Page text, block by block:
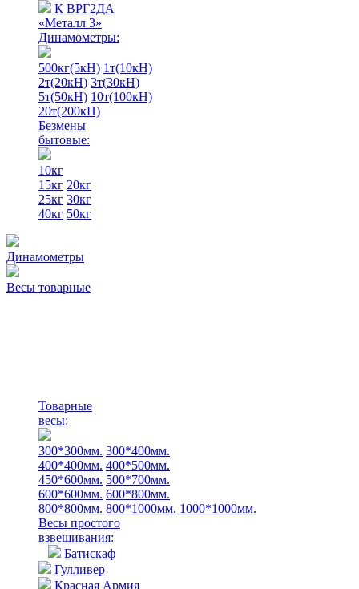
К ВРГ2ДА
«Металл 3»
Динамометры:
500кг(5кН) 1т(10кН)
2т(20кН) 3т(30кН)
5т(50кН) 10т(100кН)
20т(200кН)
Безмены
бытовые:
10кг
15кг 20кг
25кг 30кг
40кг 50кг
Динамометры
Весы товарные
Товарные
весы:
300*300мм. 300*400мм.
400*400мм. 400*500мм.
450*600мм. 500*700мм.
600*600мм. 600*800мм.
800*800мм. 800*1000мм. 1000*1000мм.
Весы простого
взвешивания:
Батискаф
Гулливер
Красная Армия